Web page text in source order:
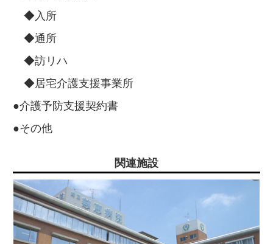
◆入所
◆通所
◆訪リハ
◆居宅介護支援事業所
●介護予防支援契約書
●その他
関連施設